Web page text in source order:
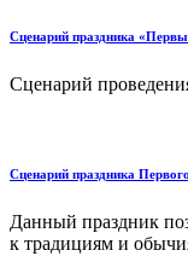
Сценарий праздника
Сценарий
Сценарий праздника
Данный праздник
к традициям и